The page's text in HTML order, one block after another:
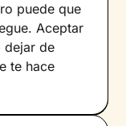
puede que
Aceptar
dejar de
te hace